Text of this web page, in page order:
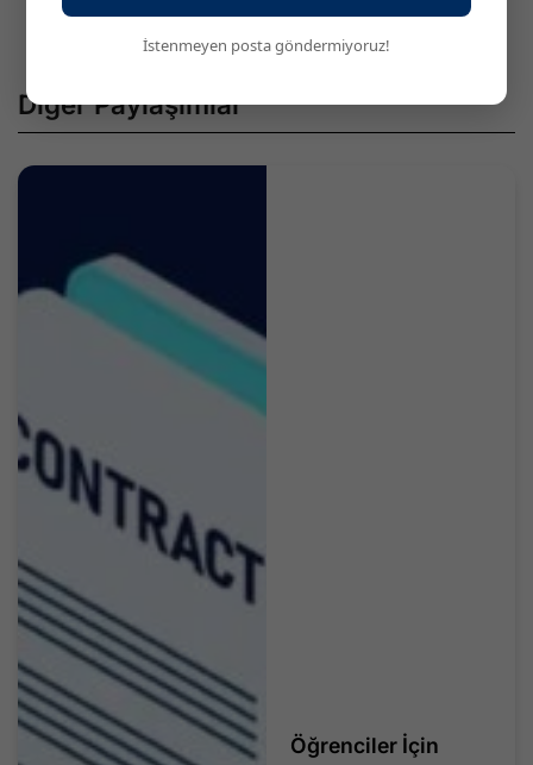
Diğer Paylaşımlar
Öğrenciler İçin
İstenmeyen posta göndermiyoruz!